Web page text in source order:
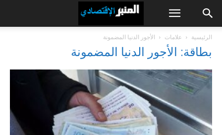
الرئيسية علامات الأجور الدنيا المضمونة
بطاقة: الأجور الدنيا المضمونة